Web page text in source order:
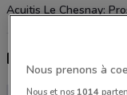
Acuitis Le Chesnay:
Derniers
Nous prenons à
Nous et nos 1014